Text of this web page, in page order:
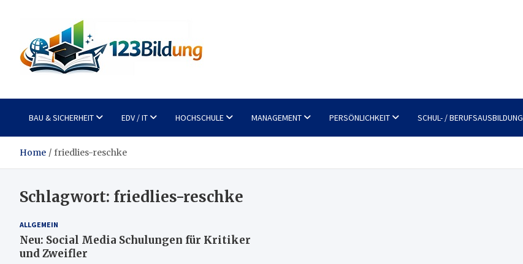
123Bildung
BAU & SICHERHEIT EDV / IT HOCHSCHULE MANAGEMENT PERSÖNLICHKEIT SCHUL- / BERUFSAUSBILDUNG
Home friedlies-reschke
Schlagwort: friedlies-reschke
ALLGEMEIN
Neu: Social Media Schulungen für Kritiker
und Zweifler